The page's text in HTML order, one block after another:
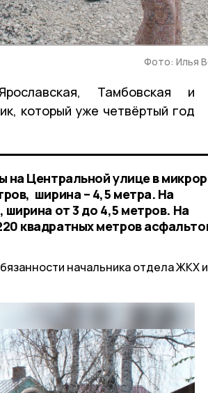
Фото: Илья
Тамбовская и
который уже четвёртый год
Центральной улице в
ширина – 4,5 метра. На
от 3 до 4,5 метров. На
квадратных метров
начальника отдела ЖКХ и